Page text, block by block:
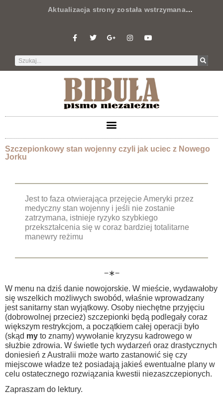
Aktualizacja strony została wstrzymana…
Szczepionkowy stan wojenny czyli jak uciec z Nowego
Jorku
Jest to faza otwierająca przejęcie Ameryki przez
medyczny stan wojenny i jeśli nie zostanie
zatrzymana, istnieje ryzyko szybkiego
przekształcenia się w coraz bardziej totalitarne
manewry reżimu
−∗−
W menu na dziś danie nowojorskie. W mieście, wydawałoby
się wszelkich możliwych swobód, właśnie wprowadzany
jest sanitarny stan wyjątkowy. Osoby niechętne przyjęciu
(dobrowolnej przecież) szczepionki będą podlegały coraz
większym restrykcjom, a początkiem całej operacji było
(skąd my to znamy) wywołanie kryzysu kadrowego w
służbie zdrowia. W świetle tych wydarzeń oraz drastycznych
doniesień z Australii może warto zastanowić się czy
miejscowe władze też posiadają jakieś ewentualne plany w
celu ostatecznego rozwiązania kwestii niezaszczepionych.
Zapraszam do lektury.